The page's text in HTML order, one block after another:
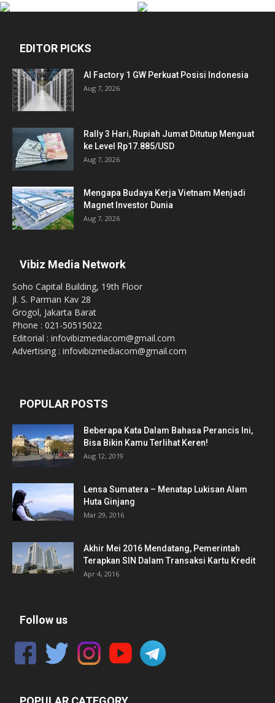
EDITOR PICKS
AI Factory 1 GW Perkuat Posisi Indonesia
Aug 7, 2026
Rally 3 Hari, Rupiah Jumat Ditutup Menguat
ke Level Rp17.885/USD
Aug 7, 2026
Mengapa Budaya Kerja Vietnam Menjadi
Magnet Investor Dunia
Aug 7, 2026
Vibiz Media Network
Soho Capital Building, 19th Floor
Jl. S. Parman Kav 28
Grogol, Jakarta Barat
Phone : 021-50515022
Editorial : infovibizmediacom@gmail.com
Advertising : infovibizmediacom@gmail.com
POPULAR POSTS
Beberapa Kata Dalam Bahasa Perancis Ini,
Bisa Bikin Kamu Terlihat Keren!
Aug 12, 2019
Lensa Sumatera – Menatap Lukisan Alam
Huta Ginjang
Mar 29, 2016
Akhir Mei 2016 Mendatang, Pemerintah
Terapkan SIN Dalam Transaksi Kartu Kredit
Apr 4, 2016
Follow us